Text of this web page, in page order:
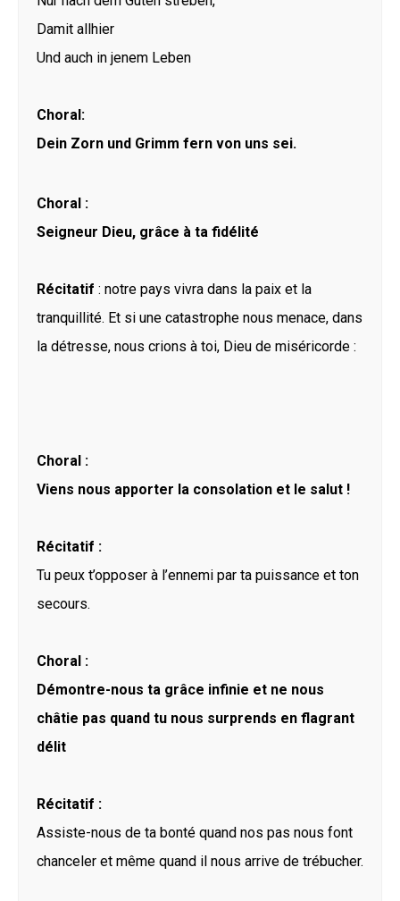
Damit allhier
Und auch in jenem Leben
Choral:
Dein Zorn und Grimm fern von uns sei.
Choral :
Seigneur Dieu, grâce à ta fidélité
Récitatif : notre pays vivra dans la paix et la
tranquillité. Et si une catastrophe nous menace, dans
la détresse, nous crions à toi, Dieu de miséricorde :
Choral :
Viens nous apporter la consolation et le salut !
Récitatif :
Tu peux t’opposer à l’ennemi par ta puissance et ton
secours.
Choral :
Démontre-nous ta grâce infinie et ne nous
châtie pas quand tu nous surprends en flagrant
délit
Récitatif :
Assiste-nous de ta bonté quand nos pas nous font
chanceler et même quand il nous arrive de trébucher.